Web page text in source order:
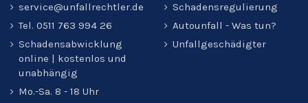
service@unfallrechtler.de
Tel. 0511 763 994 26
Schadensabwicklung
online | kostenlos und
unabhängig
Mo.-Sa. 8 - 18 Uhr
Schadensregulierung
Autounfall - Was tun?
Unfallgeschädigter